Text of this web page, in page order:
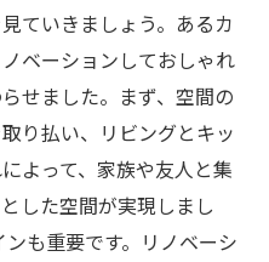
ていきましょう。あるカ
ベーションしておしゃれ
せました。まず、空間の
り払い、リビングとキッ
よって、家族や友人と集
した空間が実現しまし
も重要です。リノベーシ